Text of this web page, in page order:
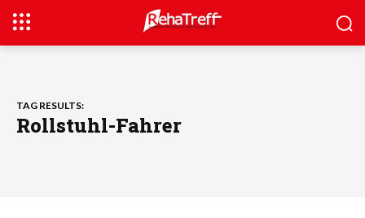
TAG RESULTS:
Rollstuhl-Fahrer